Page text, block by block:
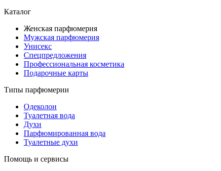
Каталог
Женская парфюмерия
Мужская парфюмерия
Унисекс
Спецпредложения
Профессиональная косметика
Подарочные карты
Типы парфюмерии
Одеколон
Туалетная вода
Духи
Парфюмированная вода
Туалетные духи
Помощь и сервисы